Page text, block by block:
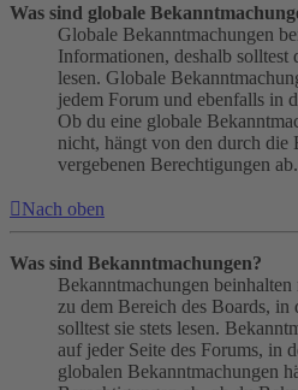
Was sind globale
Globale Bekanntmachungen
Informationen, deshalb
lesen. Globale
jedem Forum und ebenfalls in
Ob du eine globale
nicht, hängt von den durch
vergebenen Berechtigungen ab.
Nach oben
Was sind Bekanntmachungen?
Bekanntmachungen
zu dem Bereich des Boards,
solltest sie stets lesen.
auf jeder Seite des Forums, in
globalen Bekanntmachungen